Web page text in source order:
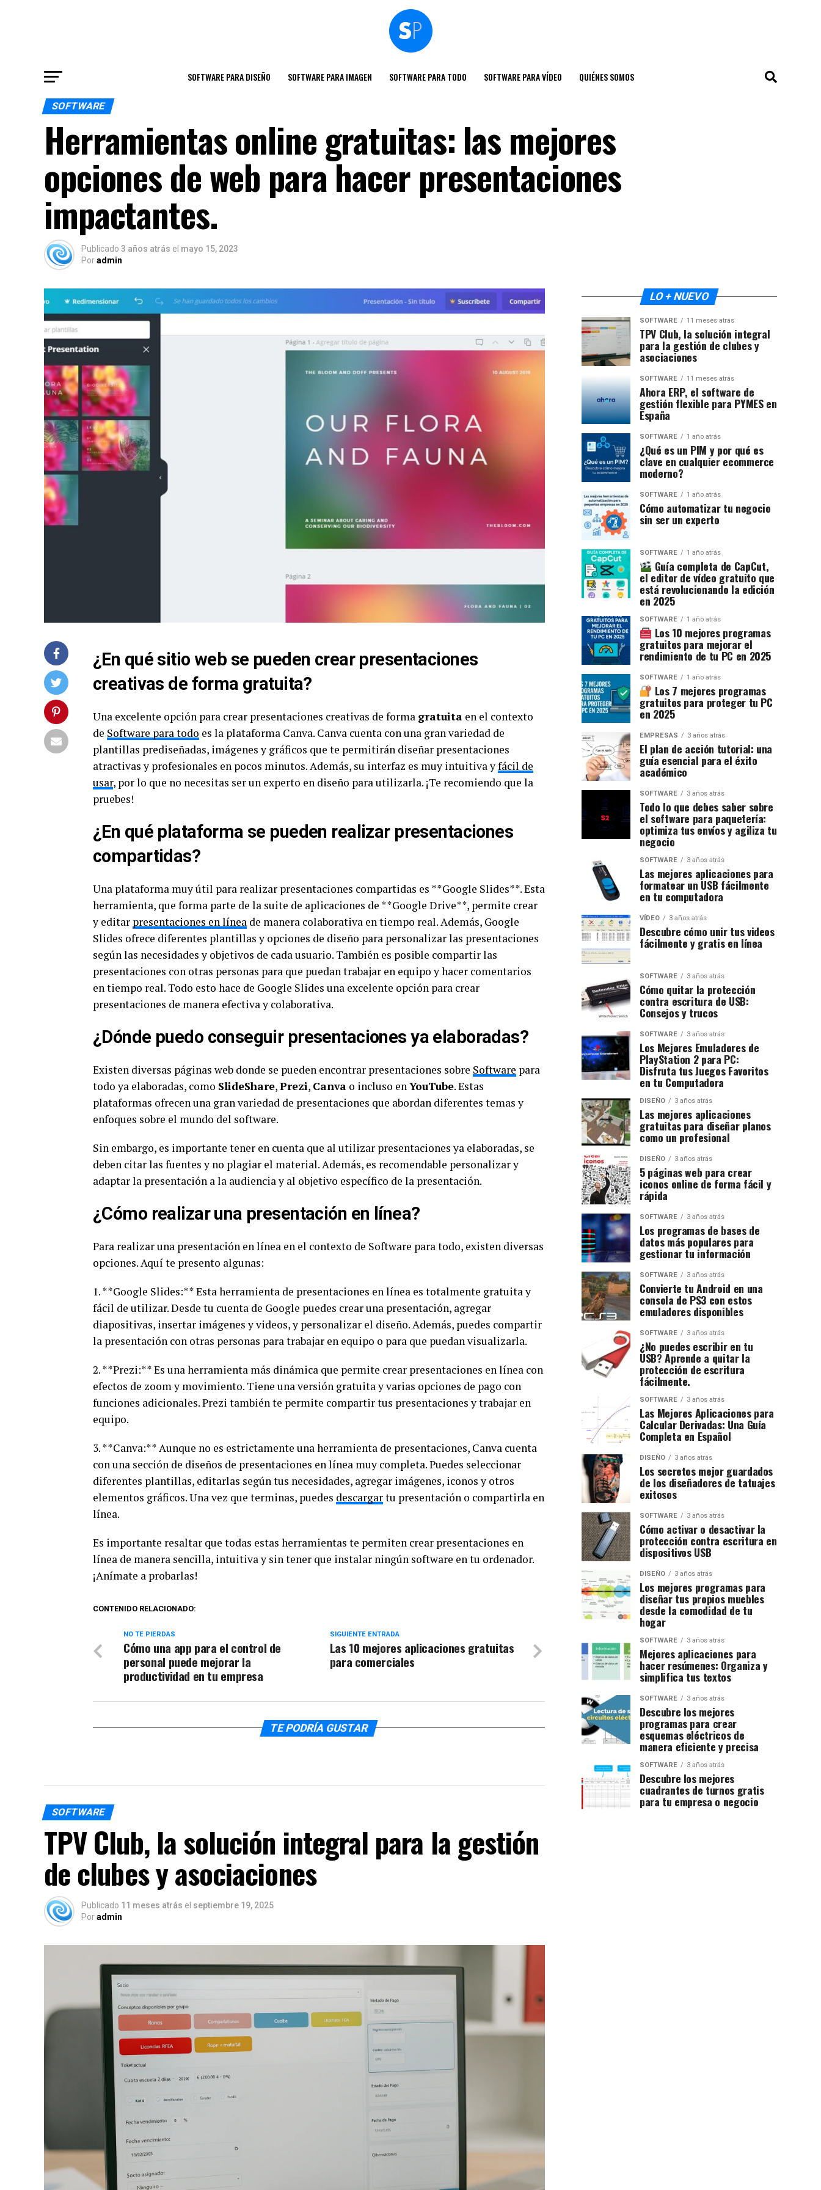
SOFTWARE PARA DISEÑO SOFTWARE PARA IMAGEN SOFTWARE PARA TODO SOFTWARE PARA VÍDEO QUIÉNES SOMOS
SOFTWARE
Herramientas online gratuitas: las mejores
opciones de web para hacer presentaciones
impactantes.
Publicado 3 años atrás el mayo 15, 2023
Poradmin
¿En qué sitio web se pueden crear presentaciones
creativas de forma gratuita?
Una excelente opción para crear presentaciones creativas de forma gratuita en el contexto
de Software para todo es la plataforma Canva. Canva cuenta con una gran variedad de
plantillas prediseñadas, imágenes y gráficos que te permitirán diseñar presentaciones
atractivas y profesionales en pocos minutos. Además, su interfaz es muy intuitiva yfácil de
usar, por lo que no necesitas ser un experto en diseño para utilizarla. ¡Te recomiendo que la
pruebes!
¿En qué plataforma se pueden realizar presentaciones
compartidas?
Una plataforma muy útil para realizar presentaciones compartidas es **Google Slides**. Esta
herramienta, que forma parte de la suite de aplicaciones de **Google Drive**, permite crear
y editar presentaciones en línea de manera colaborativa en tiempo real. Además, Google
Slides ofrece diferentes plantillas y opciones de diseño para personalizar las presentaciones
según las necesidades y objetivos de cada usuario. También es posible compartir las
presentaciones con otras personas para que puedan trabajar en equipo y hacer comentarios
en tiempo real. Todo esto hace de Google Slides una excelente opción para crear
presentaciones de manera efectiva y colaborativa.
¿Dónde puedo conseguir presentaciones ya elaboradas?
Existen diversas páginas web donde se pueden encontrar presentaciones sobre Software para
todo ya elaboradas, como SlideShare,Prezi, Canva o incluso enYouTube. Estas
plataformas ofrecen una gran variedad de presentaciones que abordan diferentes temas y
enfoques sobre el mundo del software.
Sin embargo, es importante tener en cuenta que al utilizar presentaciones ya elaboradas, se
deben citar las fuentes y no plagiar el material. Además, es recomendable personalizar y
adaptar la presentación a la audiencia y al objetivo específico de la presentación.
¿Cómo realizar una presentación en línea?
Para realizar una presentación en línea en el contexto de Software para todo, existen diversas
opciones. Aquí te presento algunas:
1. **Google Slides:** Esta herramienta de presentaciones en línea es totalmente gratuita y
fácil de utilizar. Desde tu cuenta de Google puedes crear una presentación, agregar
diapositivas, insertar imágenes y videos, y personalizar el diseño. Además, puedes compartir
la presentación con otras personas para trabajar en equipo o para que puedan visualizarla.
2. **Prezi:** Es una herramienta más dinámica que permite crear presentaciones en línea con
efectos de zoom y movimiento. Tiene una versión gratuita y varias opciones de pago con
funciones adicionales. Prezi también te permite compartir tus presentaciones y trabajar en
equipo.
3. **Canva:** Aunque no es estrictamente una herramienta de presentaciones, Canva cuenta
con una sección de diseños de presentaciones en línea muy completa. Puedes seleccionar
diferentes plantillas, editarlas según tus necesidades, agregar imágenes, iconos y otros
elementos gráficos. Una vez que terminas, puedes descargartu presentación o compartirla en
línea.
Es importante resaltar que todas estas herramientas te permiten crear presentaciones en
línea de manera sencilla, intuitiva y sin tener que instalar ningún software en tu ordenador.
¡Anímate a probarlas!
CONTENIDO RELACIONADO:
SIGUIENTE ENTRADA
Las 10 mejores aplicaciones gratuitas
para comerciales
NO TE PIERDAS
Cómo una app para el control de
personal puede mejorar la
productividad en tu empresa
TE PODRÍA GUSTAR
SOFTWARE
TPV Club, la solución integral para la gestión
de clubes y asociaciones
Publicado 11 meses atrás el septiembre 19, 2025
Poradmin
LO + NUEVO
SOFTWARE 11 meses atrás
TPV Club, la solución integral
para la gestión de clubes y
asociaciones
SOFTWARE 11 meses atrás
Ahora ERP, el software de
gestión flexible para PYMES en
España
SOFTWARE 1 año atrás
¿Qué es un PIM y por qué es
clave en cualquier ecommerce
moderno?
SOFTWARE 1 año atrás
Cómo automatizar tu negocio
sin ser un experto
SOFTWARE 1 año atrás
Guía completa de CapCut,
el editor de vídeo gratuito que
está revolucionando la edición
en 2025
SOFTWARE 1 año atrás
Los 10 mejores programas
gratuitos para mejorar el
rendimiento de tu PC en 2025
SOFTWARE 1 año atrás
Los 7 mejores programas
gratuitos para proteger tu PC
en 2025
EMPRESAS 3 años atrás
El plan de acción tutorial: una
guía esencial para el éxito
académico
SOFTWARE 3 años atrás
Todo lo que debes saber sobre
el software para paquetería:
optimiza tus envíos y agiliza tu
negocio
SOFTWARE 3 años atrás
Las mejores aplicaciones para
formatear un USB fácilmente
en tu computadora
VÍDEO 3 años atrás
Descubre cómo unir tus videos
fácilmente y gratis en línea
SOFTWARE 3 años atrás
Cómo quitar la protección
contra escritura de USB:
Consejos y trucos
SOFTWARE 3 años atrás
Los Mejores Emuladores de
PlayStation 2 para PC:
Disfruta tus Juegos Favoritos
en tu Computadora
DISEÑO 3 años atrás
Las mejores aplicaciones
gratuitas para diseñar planos
como un profesional
DISEÑO 3 años atrás
5 páginas web para crear
iconos online de forma fácil y
rápida
SOFTWARE 3 años atrás
Los programas de bases de
datos más populares para
gestionar tu información
SOFTWARE 3 años atrás
Convierte tu Android en una
consola de PS3 con estos
emuladores disponibles
SOFTWARE 3 años atrás
¿No puedes escribir en tu
USB? Aprende a quitar la
protección de escritura
fácilmente.
SOFTWARE 3 años atrás
Las Mejores Aplicaciones para
Calcular Derivadas: Una Guía
Completa en Español
DISEÑO 3 años atrás
Los secretos mejor guardados
de los diseñadores de tatuajes
exitosos
SOFTWARE 3 años atrás
Cómo activar o desactivar la
protección contra escritura en
dispositivos USB
DISEÑO 3 años atrás
Los mejores programas para
diseñar tus propios muebles
desde la comodidad de tu
hogar
SOFTWARE 3 años atrás
Mejores aplicaciones para
hacer resúmenes: Organiza y
simplifica tus textos
SOFTWARE 3 años atrás
Descubre los mejores
programas para crear
esquemas eléctricos de
manera eficiente y precisa
SOFTWARE 3 años atrás
Descubre los mejores
cuadrantes de turnos gratis
para tu empresa o negocio